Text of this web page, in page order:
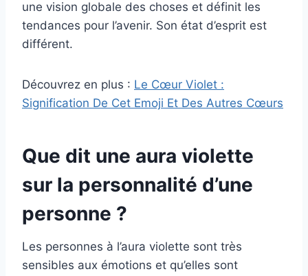
une vision globale des choses et définit les
tendances pour l’avenir. Son état d’esprit est
différent.
Découvrez en plus : Le Cœur Violet :
Signification De Cet Emoji Et Des Autres Cœurs
Que dit une aura violette
sur la personnalité d’une
personne ?
Les personnes à l’aura violette sont très
sensibles aux émotions et qu’elles sont